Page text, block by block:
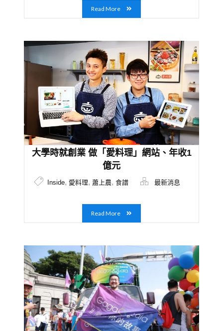
Read More
大學時就創業 做「愛料理」網站、年收1
億元
Inside, 愛料理, 蕭上農, 食譜 最新消息
Read More